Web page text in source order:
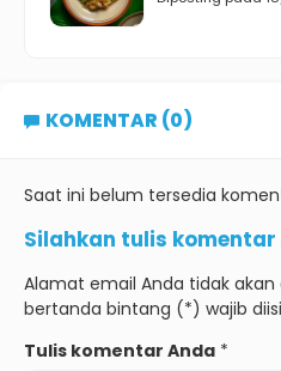
KOMENTAR (0)
Saat ini belum tersedia
Silahkan tulis komentar
Alamat email Anda tidak akan
bertanda bintang (*) wajib diisi
Tulis komentar Anda *